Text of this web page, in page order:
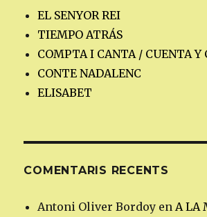
EL SENYOR REI
TIEMPO ATRÁS
COMPTA I CANTA / CUENTA Y
CONTE NADALENC
ELISABET
COMENTARIS RECENTS
Antoni Oliver Bordoy en A LA